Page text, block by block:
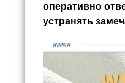
оперативно
устранять